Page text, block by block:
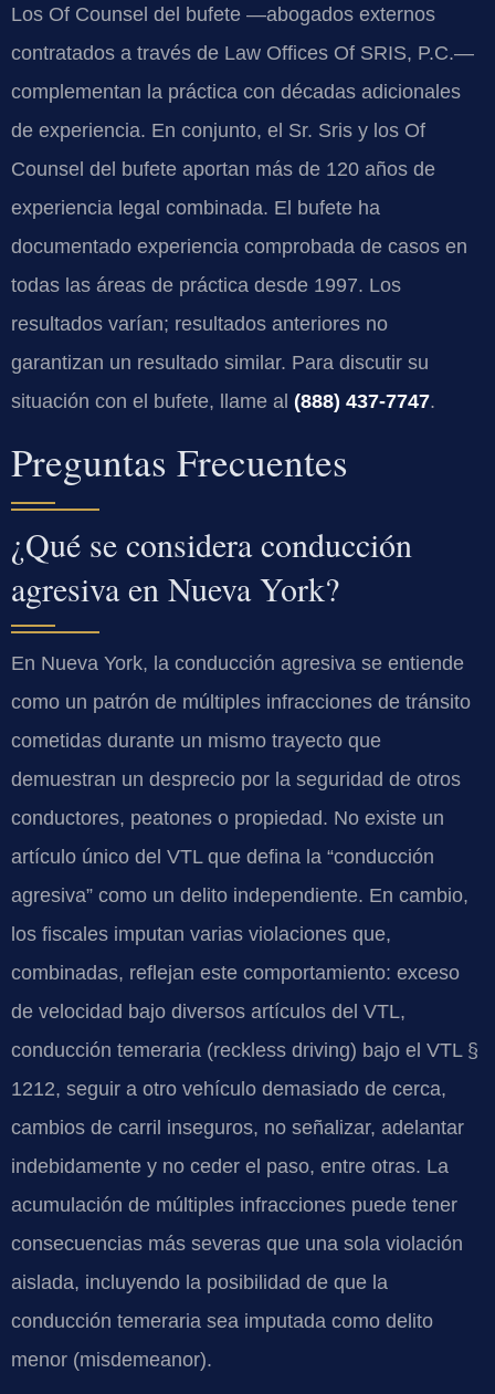
Los Of Counsel del bufete —abogados externos
contratados a través de Law Offices Of SRIS, P.C.—
complementan la práctica con décadas adicionales
de experiencia. En conjunto, el Sr. Sris y los Of
Counsel del bufete aportan más de 120 años de
experiencia legal combinada. El bufete ha
documentado experiencia comprobada de casos en
todas las áreas de práctica desde 1997. Los
resultados varían; resultados anteriores no
garantizan un resultado similar. Para discutir su
situación con el bufete, llame al (888) 437-7747.
Preguntas Frecuentes
¿Qué se considera conducción
agresiva en Nueva York?
En Nueva York, la conducción agresiva se entiende
como un patrón de múltiples infracciones de tránsito
cometidas durante un mismo trayecto que
demuestran un desprecio por la seguridad de otros
conductores, peatones o propiedad. No existe un
artículo único del VTL que defina la “conducción
agresiva” como un delito independiente. En cambio,
los fiscales imputan varias violaciones que,
combinadas, reflejan este comportamiento: exceso
de velocidad bajo diversos artículos del VTL,
conducción temeraria (reckless driving) bajo el VTL §
1212, seguir a otro vehículo demasiado de cerca,
cambios de carril inseguros, no señalizar, adelantar
indebidamente y no ceder el paso, entre otras. La
acumulación de múltiples infracciones puede tener
consecuencias más severas que una sola violación
aislada, incluyendo la posibilidad de que la
conducción temeraria sea imputada como delito
menor (misdemeanor).